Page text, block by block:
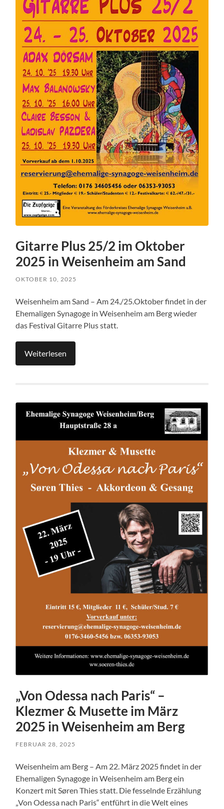
Gitarre Plus 25/2 im Oktober
2025 in Weisenheim am Sand
OKTOBER 10, 2025
Weisenheim am Sand – Am 24./25.Oktober findet in der
Ehemaligen Synagoge in Weisenheim am Berg wieder
das Festival Gitarre Plus statt.
Weiterlesen
„Von Odessa nach Paris“ –
Klezmer & Musette im März
2025 in Weisenheim am Berg
FEBRUAR 28, 2025
Weisenheim am Berg – Am 22. März 2025 findet in der
Ehemaligen Synagoge in Weisenheim am Berg ein
Konzert mit Søren Thies statt. Die fesselnde Erzählung
„Von Odessa nach Paris“ entführt in die Welt eines